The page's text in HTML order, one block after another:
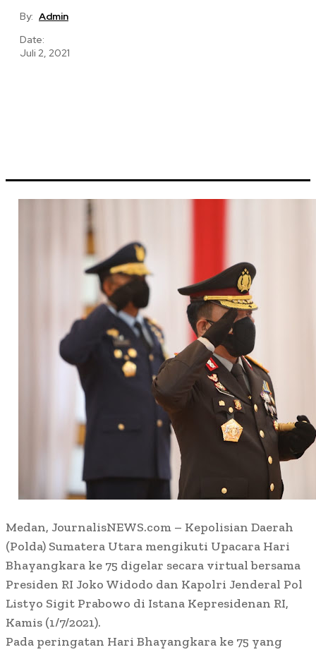
By: Admin
Date:
Juli 2, 2021
Medan, JournalisNEWS.com – Kepolisian Daerah
(Polda) Sumatera Utara mengikuti Upacara Hari
Bhayangkara ke 75 digelar secara virtual bersama
Presiden RI Joko Widodo dan Kapolri Jenderal Pol
Listyo Sigit Prabowo di Istana Kepresidenan RI,
Kamis (1/7/2021).
Pada peringatan Hari Bhayangkara ke 75 yang